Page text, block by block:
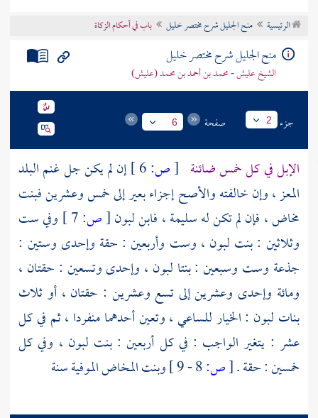
تراجم الأعلام
الرئيسية منح الجليل شرح مختصر خليل باب في أحكام الزكاة
منح الجليل شرح مختصر خليل
الشيخ عليش - محمد بن أحمد بن محمد (عليش)
جزء 2 صفحة 6
الإبل في كل خمس ضائنة [ص:
إن لم يكن جل غنم البلد
المعز ، وإن خالفته والأصح إجزاء بعير إلى خمس وعشرين فبنت
مخاض ، فإن لم تكن له سليمة ، فابن لبون[ص:
وفي ست
وثلاثين : بنت لبون ، وست وأربعين : حقة وإحدى وستين :
جذعة وست وسبعين : بنتا لبون ، وإحدى وتسعين : حقتان ،
ومائة وإحدى وعشرين إلى تسع وعشرين : حقتان ، أو ثلاث
بنات لبون : الخيار للساعي ، وتعين أحدهما منفردا ، ثم في كل
عشر : يتغير الواجب : في كل أربعين : بنت لبون ، وفي كل
خمسين : حقة .[ص: وبنت المخاض الموفية سنة